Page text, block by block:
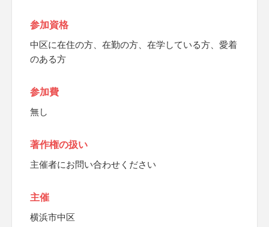
参加資格
中区に在住の方、在勤の方、在学している方、愛着
のある方
参加費
無し
著作権の扱い
主催者にお問い合わせください
主催
横浜市中区